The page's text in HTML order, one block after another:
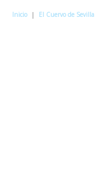
Inicio | El Cuervo de Sevilla